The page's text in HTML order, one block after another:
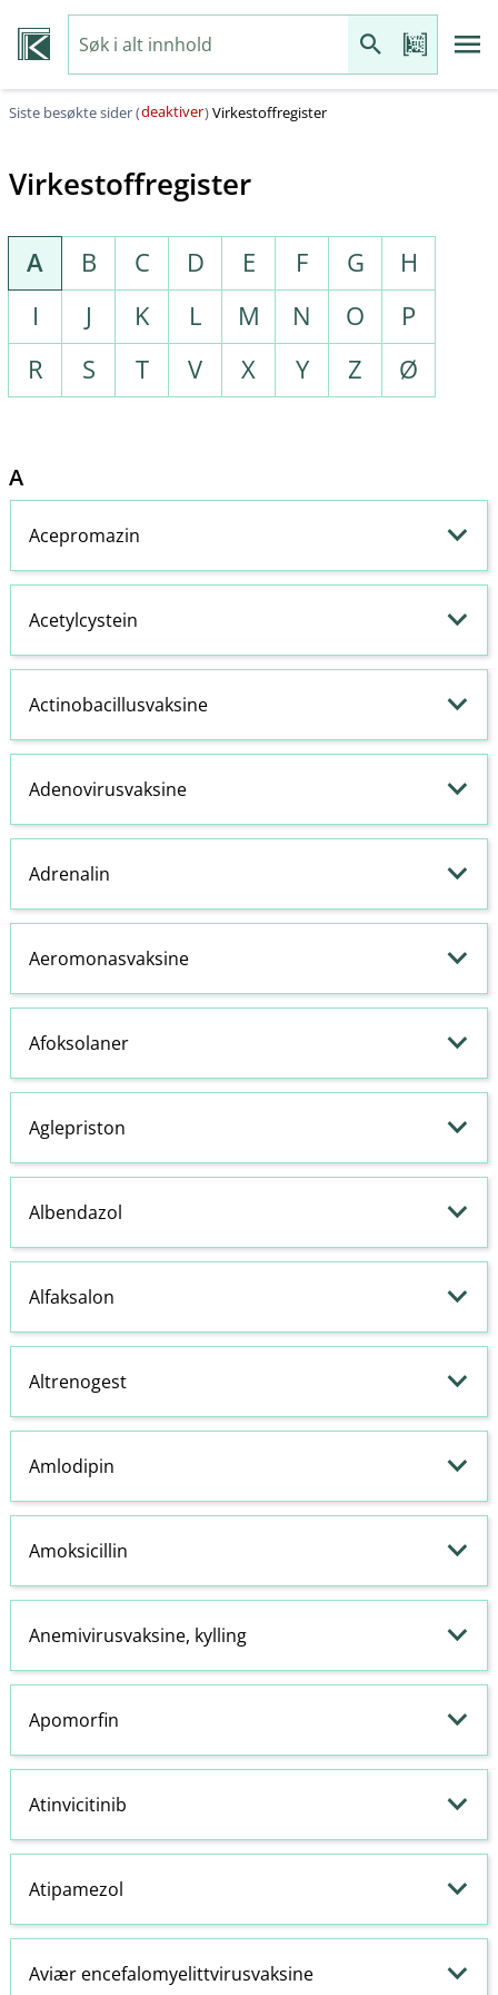
Siste besøkte sider (deaktiver)Virkestoffregister
Virkestoffregister
A B C D E F G
H
I
J K L M N O
P
R
S T V X Y Z Ø
A
Acepromazin
Acetylcystein
Actinobacillusvaksine
Adenovirusvaksine
Adrenalin
Aeromonasvaksine
Afoksolaner
Aglepriston
Albendazol
Alfaksalon
Altrenogest
Amlodipin
Amoksicillin
Anemivirusvaksine, kylling
Apomorfin
Atinvicitinib
Atipamezol
Aviær encefalomyelittvirusvaksine